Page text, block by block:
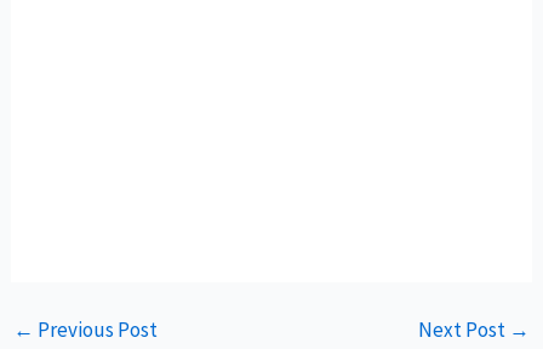
← Previous Post Next Post →